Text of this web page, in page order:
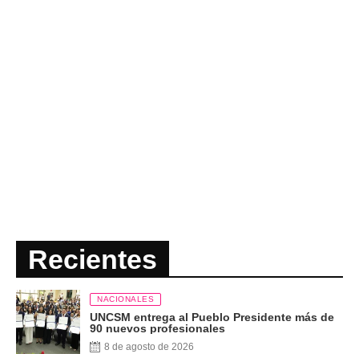
Recientes
NACIONALES
UNCSM entrega al Pueblo Presidente más de
90 nuevos profesionales
8 de agosto de 2026